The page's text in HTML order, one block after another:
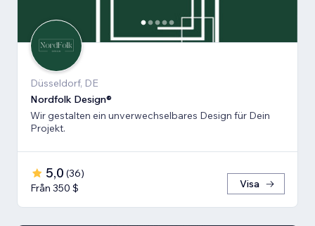
Düsseldorf, DE
Nordfolk Design®
Wir gestalten ein unverwechselbares Design für Dein
Projekt.
5,0 (36)
Från 350 $
Visa